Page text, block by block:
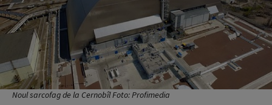
Noul sarcofag de la Cernobîl Foto: Profimedia